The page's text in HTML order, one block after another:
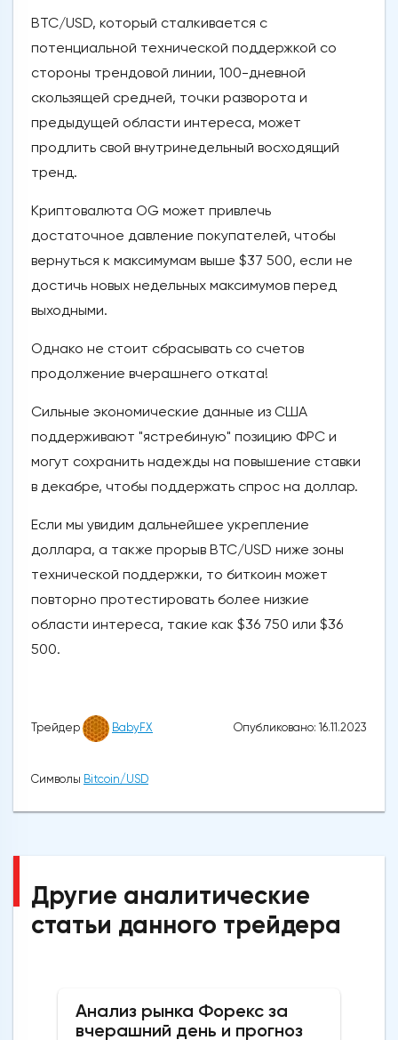
BTC/USD, который сталкивается с
потенциальной технической поддержкой со
стороны трендовой линии, 100-дневной
скользящей средней, точки разворота и
предыдущей области интереса, может
продлить свой внутринедельный восходящий
тренд.
Криптовалюта OG может привлечь
достаточное давление покупателей, чтобы
вернуться к максимумам выше $37 500, если не
достичь новых недельных максимумов перед
выходными.
Однако не стоит сбрасывать со счетов
продолжение вчерашнего отката!
Сильные экономические данные из США
поддерживают "ястребиную" позицию ФРС и
могут сохранить надежды на повышение ставки
в декабре, чтобы поддержать спрос на доллар.
Если мы увидим дальнейшее укрепление
доллара, а также прорыв BTC/USD ниже зоны
технической поддержки, то биткоин может
повторно протестировать более низкие
области интереса, такие как $36 750 или $36
500.
Трейдер BabyFX Опубликовано: 16.11.2023
Символы Bitcoin/USD
Другие аналитические
статьи данного трейдера
Анализ рынка Форекс за
вчерашний день и прогноз